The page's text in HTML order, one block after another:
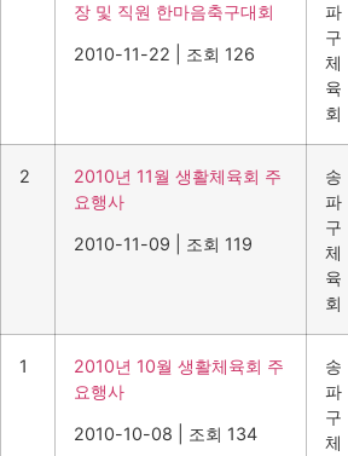
장 및 직원 한마음축구대회
2010-11-22 조회 126
파
구
체
육
회
2
2010년 11월 생활체육회 주
요행사
2010-11-09 조회 119
송
파
구
체
육
회
1
2010년 10월 생활체육회 주
요행사
2010-10-08 조회 134
송
파
구
체